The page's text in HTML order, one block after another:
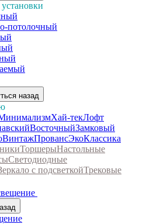
потолочный
назад
Хай-текЛофт
ВосточныйЗамковый
ВинтажПровансЭкоКлассика
ТоршерыНастольные
Светодиодные
с подсветкойТрековые